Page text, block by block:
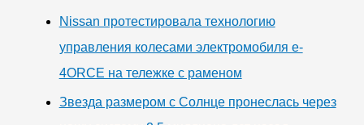
Nissan протестировала технологию
управления колесами электромобиля e-
4ORCE на тележке с раменом
Звезда размером с Солнце пронеслась через